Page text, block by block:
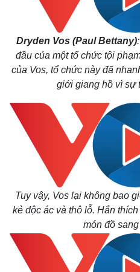
Kinh tế
Bất động sản
Khởi nghiệp
Dryden Vos (Paul Bettany)
đầu của một tổ chức tội
của Vos, tổ chức này đã
giới giang hồ vì sự
Tuy vậy, Vos lại không bao
kẻ độc ác và thô lỗ. Hắn
món đồ